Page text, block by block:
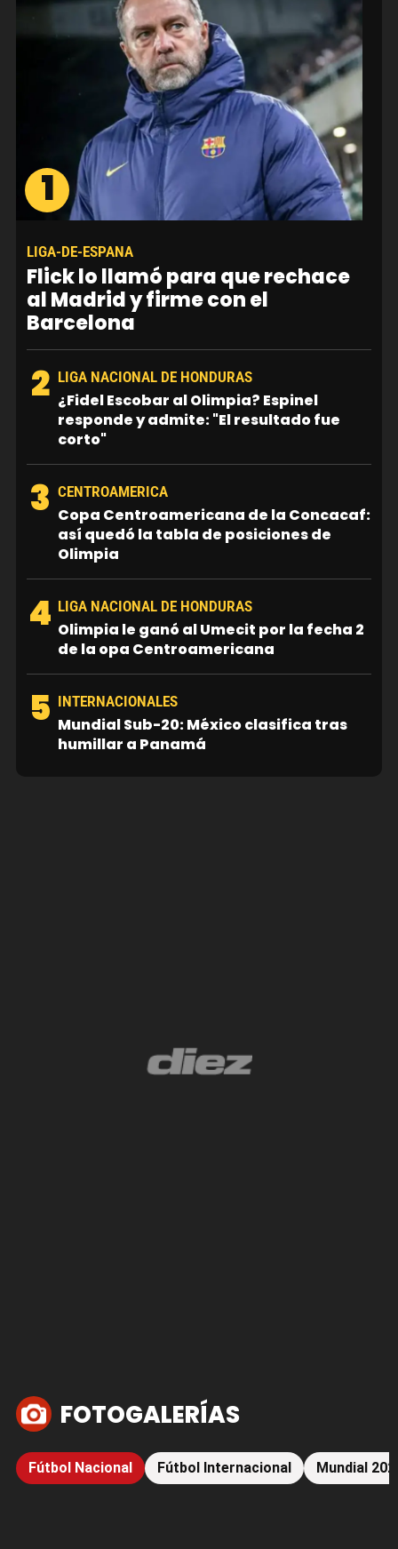
1
LIGA-DE-ESPANA
Flick lo llamó para que rechace
al Madrid y firme con el
Barcelona
2 LIGA NACIONAL DE HONDURAS
¿Fidel Escobar al Olimpia? Espinel
responde y admite: "El resultado fue
corto"
3 CENTROAMERICA
Copa Centroamericana de la Concacaf:
así quedó la tabla de posiciones de
Olimpia
4 LIGA NACIONAL DE HONDURAS
Olimpia le ganó al Umecit por la fecha 2
de la opa Centroamericana
5 INTERNACIONALES
Mundial Sub-20: México clasifica tras
humillar a Panamá
FOTOGALERÍAS
Fútbol Nacional Fútbol Internacional Mundial